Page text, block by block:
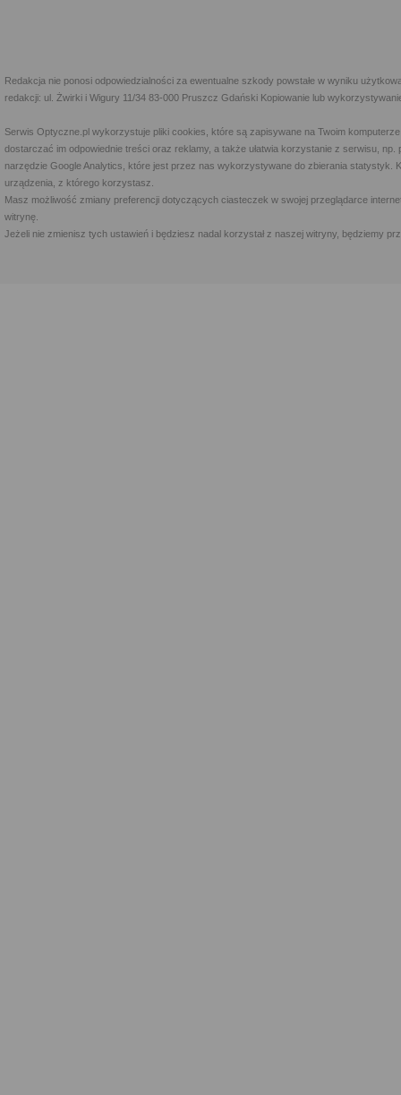
Redakcja nie ponosi odpowiedzialności za ewentualne szkody powstałe w wyniku
redakcji: ul. Żwirki i Wigury 11/34 83-000 Pruszcz Gdański Kopiowanie lub
Serwis Optyczne.pl wykorzystuje pliki cookies, które są zapisywane na Twoim
dostarczać im odpowiednie treści oraz reklamy, a także ułatwia korzystanie z serwisu,
narzędzie Google Analytics, które jest przez nas wykorzystywane do zbierania statystyk.
urządzenia, z którego korzystasz.
Masz możliwość zmiany preferencji dotyczących ciasteczek w swojej przeglądarce
witrynę.
Jeżeli nie zmienisz tych ustawień i będziesz nadal korzystał z naszej witryny, będziemy